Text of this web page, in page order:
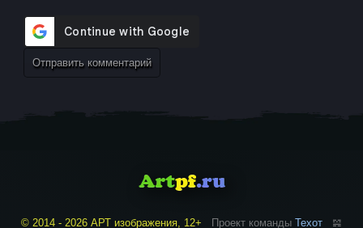
© 2014 - 2026 АРТ изображения, 12+ Проект команды Техот 𝌴